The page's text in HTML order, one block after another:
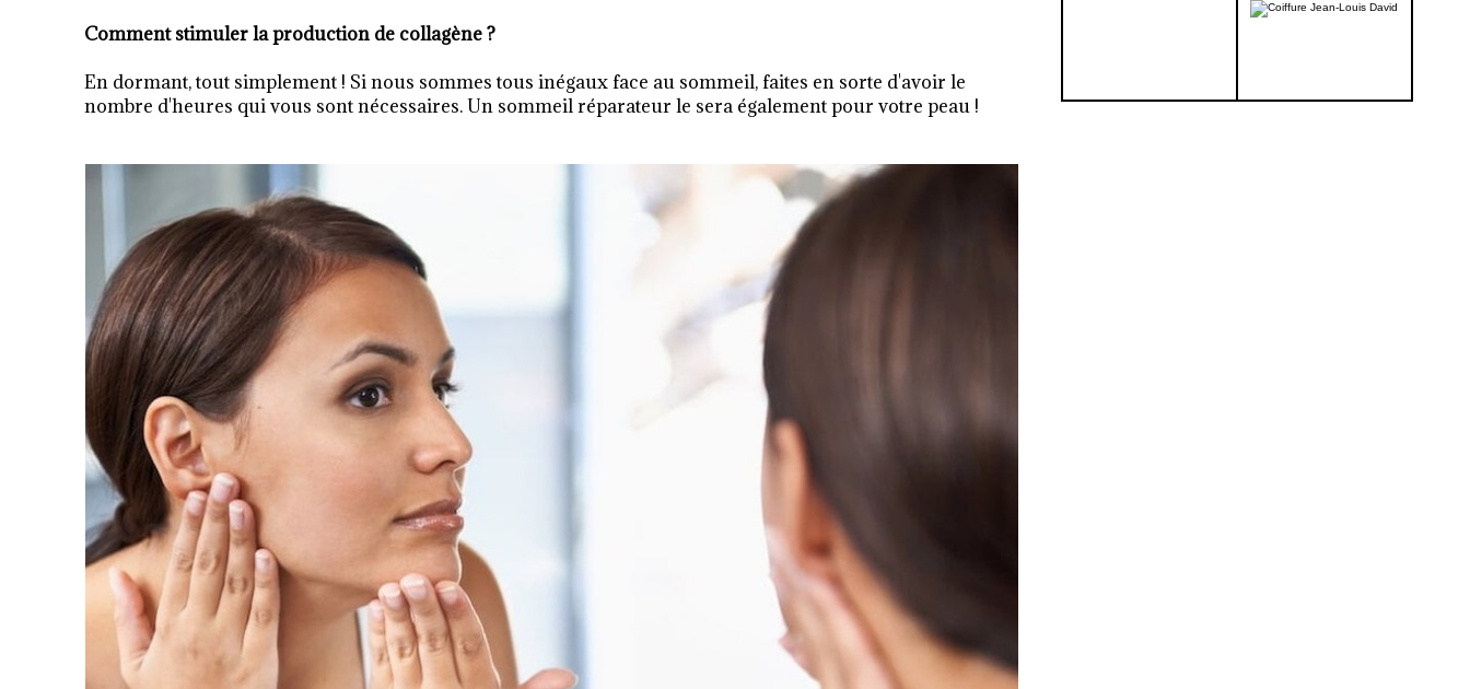
Comment stimuler la production de collagène ?
En dormant, tout simplement ! Si nous sommes tous inégaux face au sommeil, faites en sorte d'avoir le
nombre d'heures qui vous sont nécessaires. Un sommeil réparateur le sera également pour votre peau !